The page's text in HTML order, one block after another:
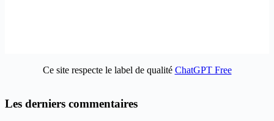
Ce site respecte le label de qualité ChatGPT Free
Les derniers commentaires